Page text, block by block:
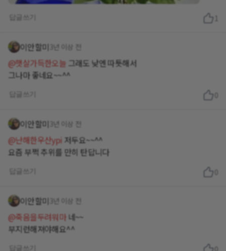
1
이안할미 3년 이상 전
@햇살가득한오늘 그래도 낮엔 따틋해서
그나마 좋네요~~^^
이안할미 3년 이상 전
@난해한우산ypi 저두요~~^^
요즘 부쩍 추위를 만히 탄답니다
이안할미 3년 이상 전
@죽음을두려워마 네~~
부지런해져야해요^^